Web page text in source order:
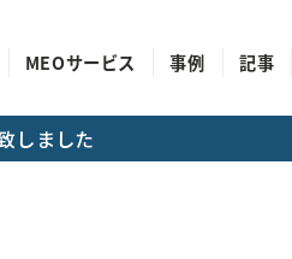
MEOサービス 事例 記事
しました